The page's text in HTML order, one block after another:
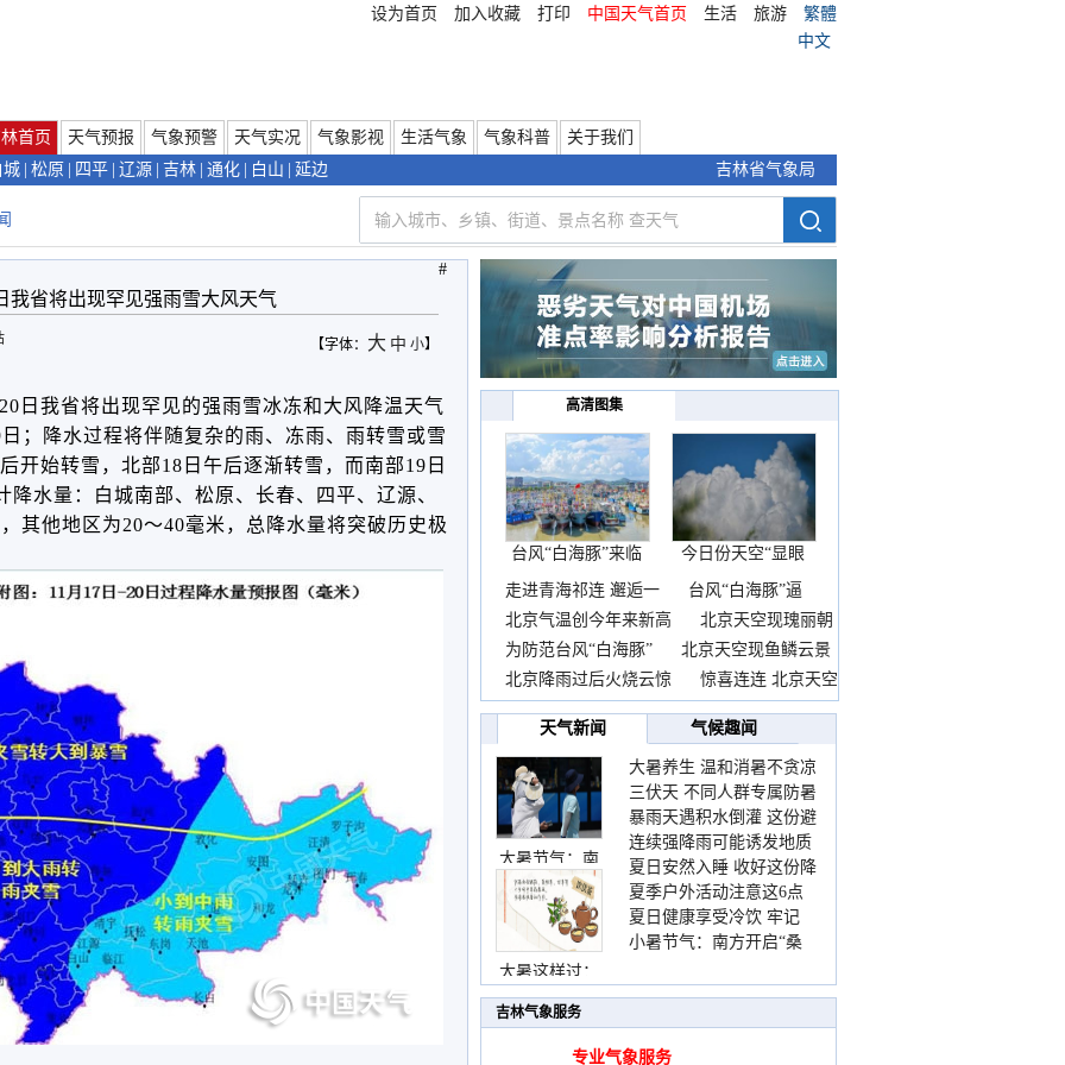
设为首页 加入收藏 打印 中国天气首页 生活 旅游
繁體
中文
首页 天气预报 气象预警 天气实况 气象影视 生活气象 气象科普
关于我们
城 松原 四平 辽源 吉林 通化 白山 延边 吉林省气象局
我省将出现罕见强雨雪大风天气
【字体： 大 中 小】
日我省将出现罕见的强雨雪冰冻和大风降温天气
；
降水过程将伴随复杂的雨、冻雨、雨转雪或雪
开始转雪，北部18日午后逐渐转雪，而南部19日
水量：白城南部、松原、长春、四平、辽源、
其他地区为20～40毫米， 总降水量将突破历史极
#
高清图集
台风“白海豚”来临
前
今日份天空“显眼
包”
走进青海祁连 邂逅一
台风“白海豚”逼
近
北京气温创今年来新高
北京天空现瑰丽朝
霞
为防范台风“白海豚”
北京天空现鱼鳞云景
观
北京降雨过后火烧云惊
惊喜连连 北京天空
现
天气新闻
气候趣闻
大暑节气：南
大暑这样过：
大暑养生 温和消暑不贪凉
三伏天 不同人群专属防暑
要点请收好
暴雨天遇积水倒灌 这份避
险提示请收好
连续强降雨可能诱发地质
灾害 这些前兆要知道
夏日安然入睡 收好这份降
温小贴士
夏季户外活动注意这6点
防暑健身两不误
夏日健康享受冷饮 牢记
“两注意一控制”
小暑节气：南方开启“桑
季
吉林气象服务
专业气象服务